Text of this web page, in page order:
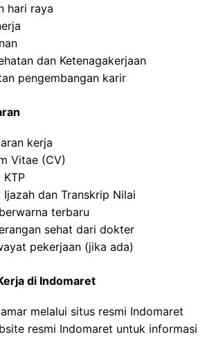
hari raya
dan Ketenagakerjaan
pengembangan karir
kerja
Vitae (CV)
dan Transkrip Nilai
terbaru
sehat dari dokter
pekerjaan (jika ada)
di Indomaret
melalui situs resmi Indomaret
resmi Indomaret untuk informasi